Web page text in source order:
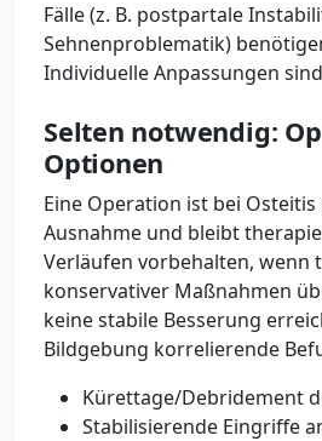
Fälle (z. B. postpartale
Sehnenproblematik)
Individuelle Anpassungen
Selten notwendig:
Optionen
Eine Operation ist bei
Ausnahme und bleibt
Verläufen vorbehalten, wenn
konservativer Maßnahmen
keine stabile Besserung
Bildgebung korrelierende
Kürettage/Debridement
Stabilisierende Eingriffe